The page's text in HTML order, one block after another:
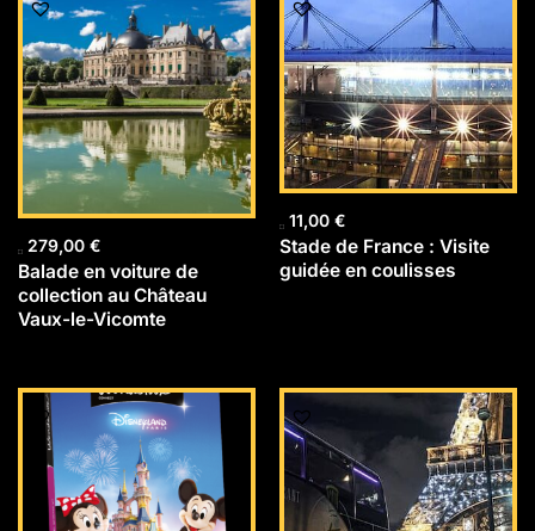
279,00 €
Balade en voiture de
collection au Château
Vaux-le-Vicomte
11,00 €
Stade de France : Visite
guidée en coulisses